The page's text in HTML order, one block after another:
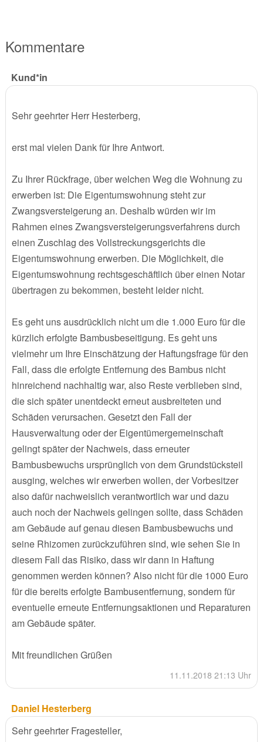
Kommentare
Kund*in
Sehr geehrter Herr Hesterberg,
erst mal vielen Dank für Ihre Antwort.
Zu Ihrer Rückfrage, über welchen Weg die Wohnung zu
erwerben ist: Die Eigentumswohnung steht zur
Zwangsversteigerung an. Deshalb würden wir im
Rahmen eines Zwangsversteigerungsverfahrens durch
einen Zuschlag des Vollstreckungsgerichts die
Eigentumswohnung erwerben. Die Möglichkeit, die
Eigentumswohnung rechtsgeschäftlich über einen Notar
übertragen zu bekommen, besteht leider nicht.
Es geht uns ausdrücklich nicht um die 1.000 Euro für die
kürzlich erfolgte Bambusbeseitigung. Es geht uns
vielmehr um Ihre Einschätzung der Haftungsfrage für den
Fall, dass die erfolgte Entfernung des Bambus nicht
hinreichend nachhaltig war, also Reste verblieben sind,
die sich später unentdeckt erneut ausbreiteten und
Schäden verursachen. Gesetzt den Fall der
Hausverwaltung oder der Eigentümergemeinschaft
gelingt später der Nachweis, dass erneuter
Bambusbewuchs ursprünglich von dem Grundstücksteil
ausging, welches wir erwerben wollen, der Vorbesitzer
also dafür nachweislich verantwortlich war und dazu
auch noch der Nachweis gelingen sollte, dass Schäden
am Gebäude auf genau diesen Bambusbewuchs und
seine Rhizomen zurückzuführen sind, wie sehen Sie in
diesem Fall das Risiko, dass wir dann in Haftung
genommen werden können? Also nicht für die 1000 Euro
für die bereits erfolgte Bambusentfernung, sondern für
eventuelle erneute Entfernungsaktionen und Reparaturen
am Gebäude später.
Mit freundlichen Grüßen
11.11.2018 21:13 Uhr
Daniel Hesterberg
Sehr geehrter Fragesteller,